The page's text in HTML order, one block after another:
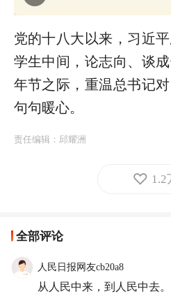
党的十八大以来，习近
学生中间，论志向、谈
年节之际，重温总书记
句句暖心。
责任编辑： 邱耀洲
1.2
全部评论
人民日报网友cb20a8
从人民中来，到人民中去。